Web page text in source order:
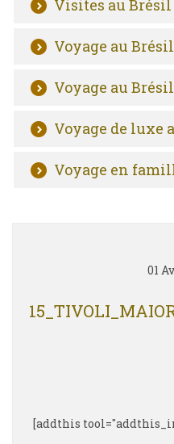
Visites au Brésil
Voyage au Brésil
Voyage au
Voyage de luxe
Voyage en
01
[addthis